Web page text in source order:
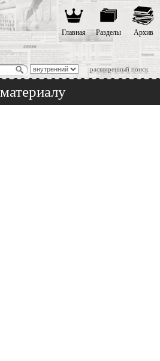
расширенный поиск
Главная Разделы Архив